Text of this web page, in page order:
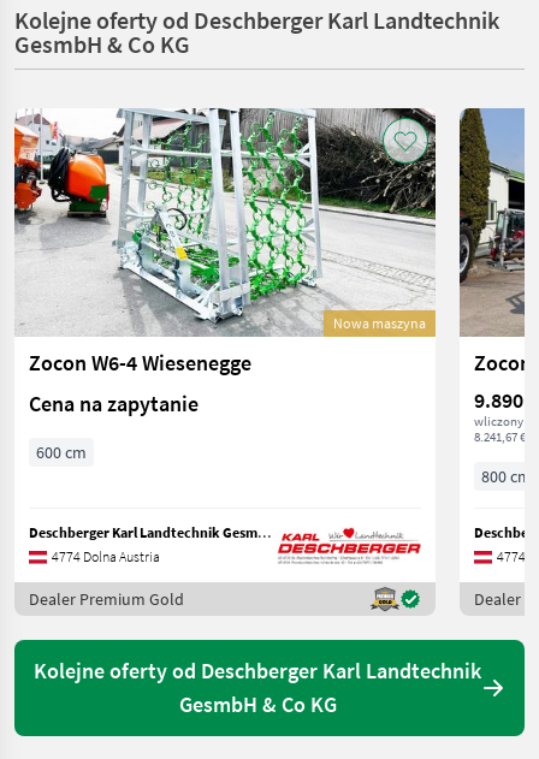
Kolejne oferty od Deschberger Karl Landtechnik
GesmbH & Co KG
Nowa maszyna
Zocon W6-4 Wiesenegge
Cena na zapytanie
600 cm
Deschberger Karl Landtechnik GesmbH & Co KG
4774 Dolna Austria
Dealer Premium Gold
Zocon
9.890 €
wliczony
8.241,67 €
800 cm
4774
Dealer
Kolejne oferty od Deschberger Karl Landtechnik
GesmbH & Co KG